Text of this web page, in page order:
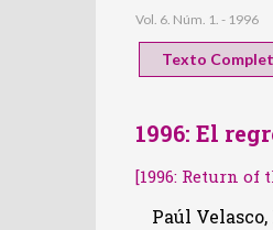
Vol. 6. Núm. 1. - 1996
Texto
1996: El
[1996: Return
Paúl